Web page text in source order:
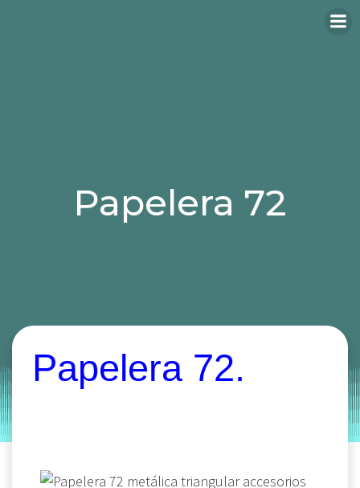
Papelera 72
Entorno | on octubre 23, 2019
Papelera 72.